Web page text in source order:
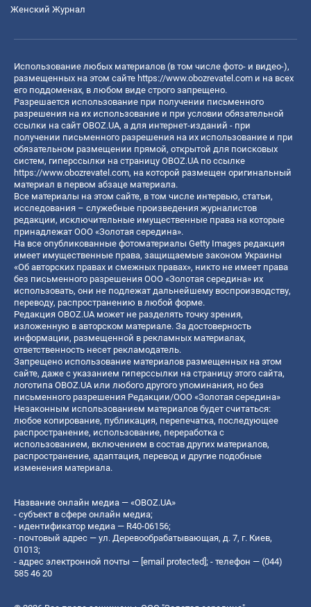
Женский Журнал
Использование любых материалов (в том числе фото- и видео-),
размещенных на этом сайте https://www.obozrevatel.com и на всех
его поддоменах, в любом виде строго запрещено.
Разрешается использование при получении письменного
разрешения на их использование и при условии обязательной
ссылки на сайт OBOZ.UA, а для интернет-изданий - при
получении письменного разрешения на их использование и при
обязательном размещении прямой, открытой для поисковых
систем, гиперссылки на страницу OBOZ.UA по ссылке
https://www.obozrevatel.com, на которой размещен оригинальный
материал в первом абзаце материала.
Все материалы на этом сайте, в том числе интервью, статьи,
исследования – служебные произведения журналистов
редакции, исключительные имущественные права на которые
принадлежат ООО «Золотая середина».
На все опубликованные фотоматериалы Getty Images редакция
имеет имущественные права, защищаемые законом Украины
«Об авторских правах и смежных правах», никто не имеет права
без письменного разрешения ООО «Золотая середина» их
использовать, они не подлежат дальнейшему воспроизводству,
переводу, распространению в любой форме.
Редакция OBOZ.UA может не разделять точку зрения,
изложенную в авторском материале. За достоверность
информации, размещенной в рекламных материалах,
ответственность несет рекламодатель.
Запрещено использование материалов размещенных на этом
сайте, даже с указанием гиперссылки на страницу этого сайта,
логотипа OBOZ.UA или любого другого упоминания, но без
письменного разрешения Редакции/ООО «Золотая середина»
Незаконным использованием материалов будет считаться:
любое копирование, публикация, перепечатка, последующее
распространение, использование, переработка с
использованием, включением в состав других материалов,
распространение, адаптация, перевод и другие подобные
изменения материала.
Название онлайн медиа — «OBOZ.UA»
- субъект в сфере онлайн медиа;
- идентификатор медиа — R40-06156;
- почтовый адрес — ул. Деревообрабатывающая, д. 7, г. Киев,
01013;
- адрес электронной почты — [email protected] ; - телефон — (044)
585 46 20